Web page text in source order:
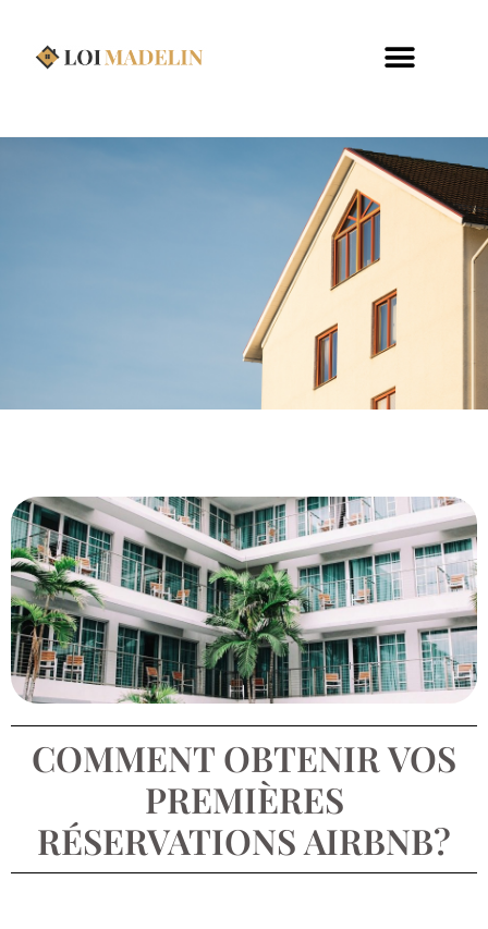
COMMENT OBTENIR VOS
PREMIÈRES
RÉSERVATIONS AIRBNB?